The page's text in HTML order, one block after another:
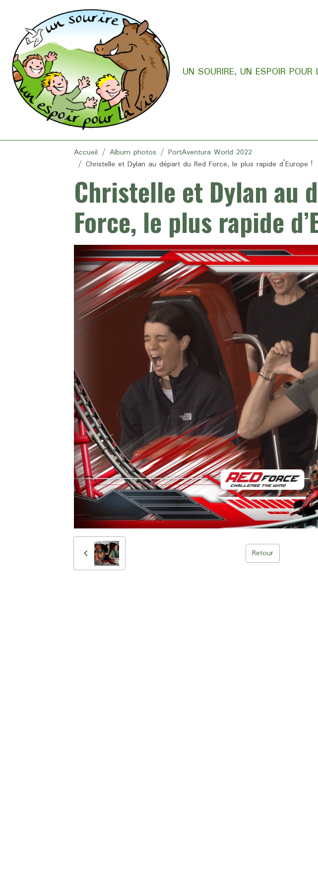
UN SOURIRE, UN ESPOIR POUR
Accueil Album photos
PortAventura World 2022
Christelle et Dylan au départ du Red Force, le plus rapide d’Europe !
Christelle et Dylan au
Force, le plus rapide
Retour